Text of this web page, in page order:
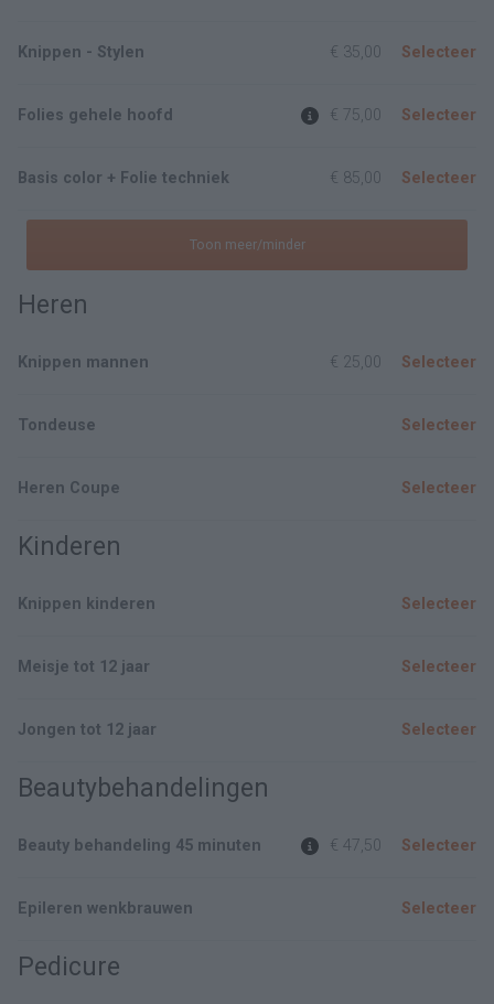
Knippen - Stylen € 35,00 Selecteer
Folies gehele hoofd € 75,00 Selecteer
Basis color + Folie techniek € 85,00 Selecteer
Toon meer/minder
Heren
Knippen mannen € 25,00 Selecteer
Tondeuse Selecteer
Heren Coupe Selecteer
Kinderen
Knippen kinderen Selecteer
Meisje tot 12 jaar Selecteer
Jongen tot 12 jaar Selecteer
Beautybehandelingen
Beauty behandeling 45 minuten € 47,50 Selecteer
Epileren wenkbrauwen Selecteer
Pedicure